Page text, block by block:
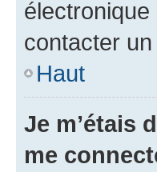
contacter
Haut
Je m’étais
me